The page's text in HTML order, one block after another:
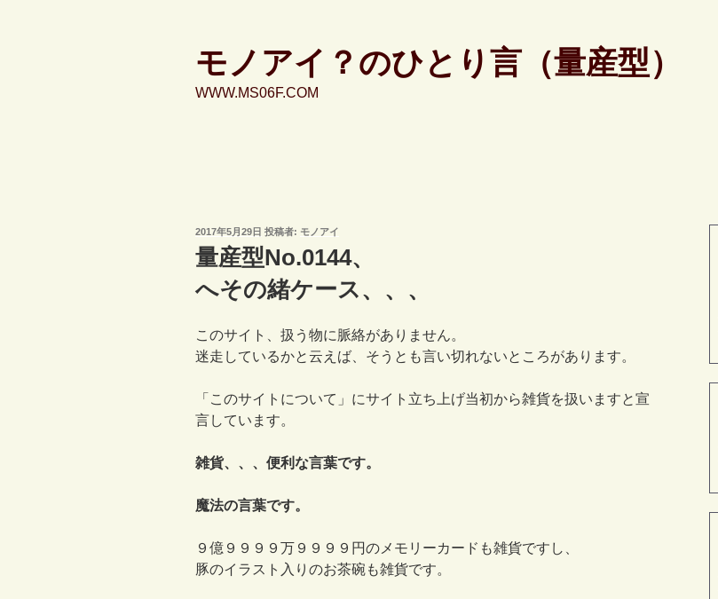
モノアイ？のひとり言（量産型）
WWW.MS06F.COM
投
稿
日:
2017年5月29日 投稿者: モノアイ
量産型No.0144、
へその緒ケース、、、
このサイト、扱う物に脈絡がありません。
迷走しているかと云えば、そうとも言い切れないところがあります。
「このサイトについて」にサイト立ち上げ当初から雑貨を扱いますと宣
言しています。
雑貨、、、便利な言葉です。
魔法の言葉です。
９億９９９９万９９９９円のメモリーカードも雑貨ですし、
豚のイラスト入りのお茶碗も雑貨です。